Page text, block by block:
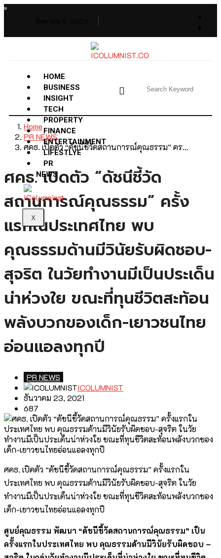
HOME
BUSINESS
INSIGHT
TECH
PROPERTY
FINANCE
ENTERTAINMENT
LIFESTLYE
PR
NEWS
X
Home
PR NEWS
ศคธ. เปิดตัว “ดัชนีชี้วัดสถานการณ์คุณธรรม” คร…
ศคธ. เปิดตัว “ดัชนีชี้วัด
สถานการณ์คุณธรรม” ครั้ง
แรกในประเทศไทย พบ
คุณธรรมด้านมีวินัยรับผิดชอบ-
สุจริต ในวัยทำงานมีเป็นประเด็น
น่าห่วงใย ขณะที่ทุนชีวิตสะท้อน
พลังบวกของเด็ก-เยาวชนไทย
อ่อนแอลงทุกปี
PR NEWS
ICOLUMNIST
ธันวาคม 23, 2021
687
ศคธ. เปิดตัว “ดัชนีชี้วัดสถานการณ์คุณธรรม” ครั้งแรกใน
ประเทศไทย พบ คุณธรรมด้านมีวินัยรับผิดชอบ-สุจริต ในวัย
ทำงานมีเป็นประเด็นน่าห่วงใย ขณะที่ทุนชีวิตสะท้อนพลังบวกของ
เด็ก-เยาวชนไทยอ่อนแอลงทุกปี
ศูนย์คุณธรรม พัฒนา “ดัชนีชี้วัดสถานการณ์คุณธรรม” เป็น
ครั้งแรกในประเทศไทย พบ คุณธรรมด้านมีวินัยรับผิดชอบ –